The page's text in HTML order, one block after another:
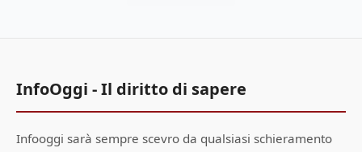
InfoOggi - Il diritto di sapere
Infooggi sarà sempre scevro da qualsiasi schieramento